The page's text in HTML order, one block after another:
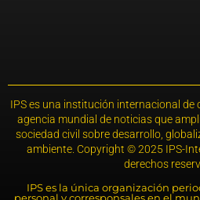
IPS es una institución internacional de
agencia mundial de noticias que
sociedad civil sobre desarrollo,
ambiente. Copyright © 2025 IPS-
derechos
IPS es la única organización